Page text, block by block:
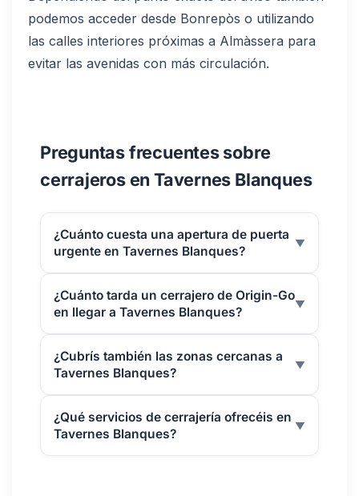
podemos acceder desde Bonrepòs o utilizando
las calles interiores próximas a Almàssera para
evitar las avenidas con más circulación.
Preguntas frecuentes sobre
cerrajeros en Tavernes Blanques
¿Cuánto cuesta una apertura de puerta
urgente en Tavernes Blanques?
▼
¿Cuánto tarda un cerrajero de Origin-Go
en llegar a Tavernes Blanques?
▼
¿Cubrís también las zonas cercanas a
Tavernes Blanques?
▼
¿Qué servicios de cerrajería ofrecéis en
Tavernes Blanques?
▼